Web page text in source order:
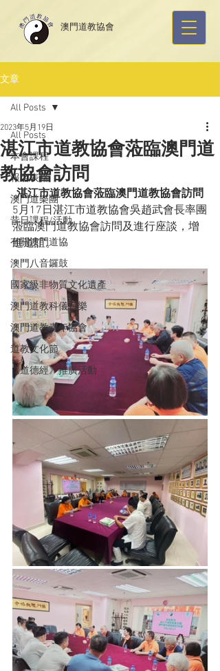
​澳門道教協會
文章
All Posts
本會課程
報名表格
澳門道樂團
昔日課程/活動
有關澳門道協
澳門八音鑼鼓
國家級非物質文化遺產
澳門道教科儀音樂
澳門道教青年協會
道教文化節
《道德經》推廣活動
All Posts
湛江市道教協會蒞臨澳門道
教協會訪問
2023年5月19日
湛江市道教協會蒞臨澳門道教協會訪問
5月17日湛江市道教協會吳趙武會長率團
蒞臨澳門道教協會訪問及進行座談，增
進道誼。